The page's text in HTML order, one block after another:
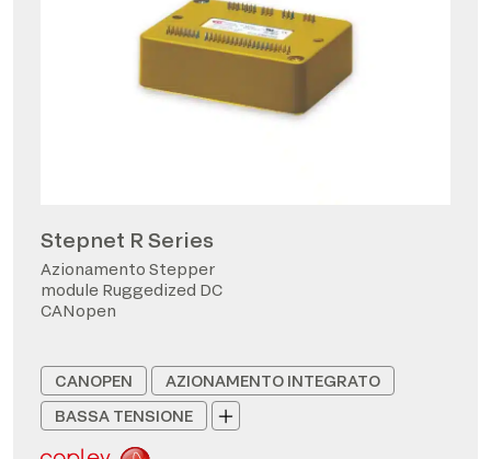
Stepnet R Series
Azionamento Stepper
module Ruggedized DC
CANopen
CANOPEN
AZIONAMENTO INTEGRATO
BASSA TENSIONE